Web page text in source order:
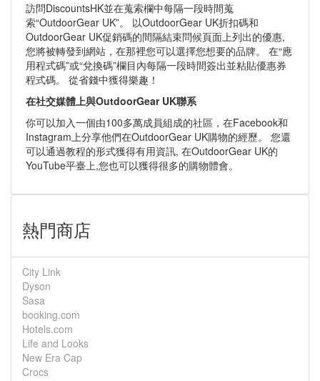
訪問DiscountsHK並在蒐索欄中每隔一段時間蒐
索“OutdoorGear UK”。 以OutdoorGear UK折扣碼和
OutdoorGear UK促銷碼的間隔結束問候頁面上列出的優惠,
您將被轉發到網站，在那裡您可以選擇您想要的品牌。 在“應
用程式碼”或“兌換碼”欄目內每隔一段時間簽出並粘貼優惠券
程式碼。 從省錢中獲得樂趣！
在社交媒體上與OutdoorGear UK聯系
你可以加入一個由100多萬成員組成的社區，在Facebook和
Instagram上分享他們在OutdoorGear UK購物的經歷。 您還
可以通過教程的形式獲得有用資訊, 在OutdoorGear UK的
YouTube平臺上,您也可以獲得很多的購物體會。
熱門商店
City Link
Dyson
Sasa
booking.com
Hotels.com
Life and Looks
New Era Cap
Crocs